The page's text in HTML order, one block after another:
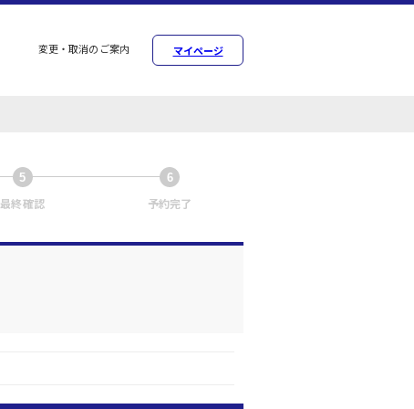
変更・取消のご案内 マイページ
5
最終確認
6
予約完了